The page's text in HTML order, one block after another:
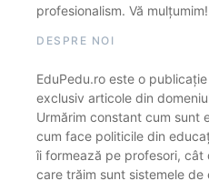
profesionalism. Vă mulțumim!
DESPRE NOI
EduPedu.ro este o
exclusiv articole din
Urmărim constant cum sunt
cum face politicile din
îi formează pe profesori, cât
care trăim sunt sistemele